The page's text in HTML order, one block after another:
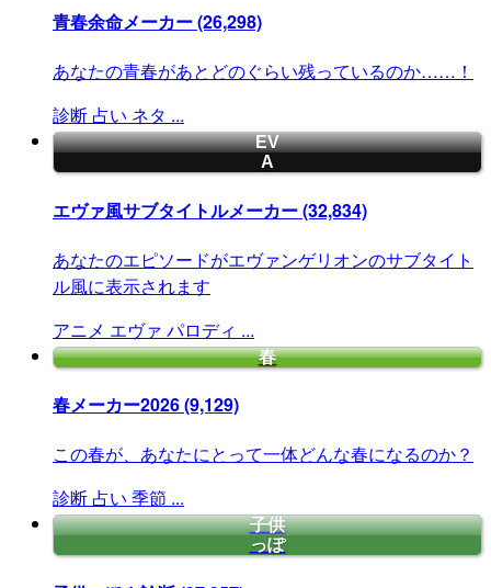
青春余命メーカー(26,298)
あなたの青春があとどのぐらい残っているのか……！
診断 占い ネタ ...
EV
A
エヴァ風サブタイトルメーカー(32,834)
あなたのエピソードがエヴァンゲリオンのサブタイト
ル風に表示されます
アニメ エヴァ パロディ ...
春
春メーカー2026(9,129)
この春が、あなたにとって一体どんな春になるのか？
診断 占い 季節 ...
子供
っぽ